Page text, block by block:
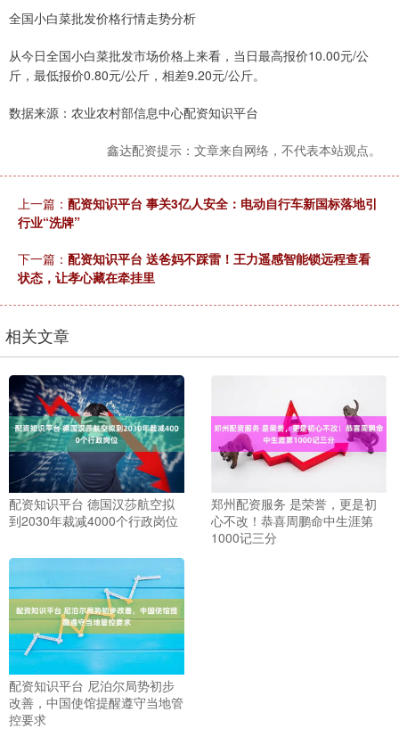
全国小白菜批发价格行情走势分析
从今日全国小白菜批发市场价格上来看，当日最高报价10.00元/公
斤，最低报价0.80元/公斤，相差9.20元/公斤。
数据来源：农业农村部信息中心配资知识平台
鑫达配资提示：文章来自网络，不代表本站观点。
上一篇： 配资知识平台 事关3亿人安全：电动自行车新国标落地引
行业“洗牌”
下一篇： 配资知识平台 送爸妈不踩雷！王力遥感智能锁远程查看
状态，让孝心藏在牵挂里
相关文章
配资知识平台 德国汉莎航空拟
到2030年裁减4000个行政岗位
郑州配资服务 是荣誉，更是初
心不改！恭喜周鹏命中生涯第
1000记三分
配资知识平台 尼泊尔局势初步
改善，中国使馆提醒遵守当地管
控要求